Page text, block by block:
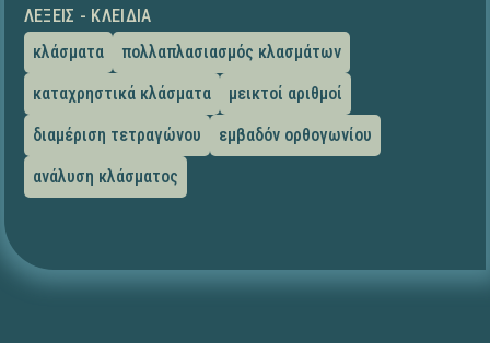
ΛΈΞΕΙΣ - ΚΛΕΙΔΙΆ
κλάσματα
πολλαπλασιασμός κλασμάτων
καταχρηστικά κλάσματα
μεικτοί αριθμοί
διαμέριση τετραγώνου
εμβαδόν ορθογωνίου
ανάλυση κλάσματος